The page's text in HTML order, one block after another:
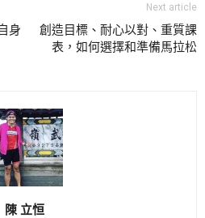
身
Next article
創造目標、耐心以對、重質課
表，如何選擇和準備馬拉松
陳 立恒